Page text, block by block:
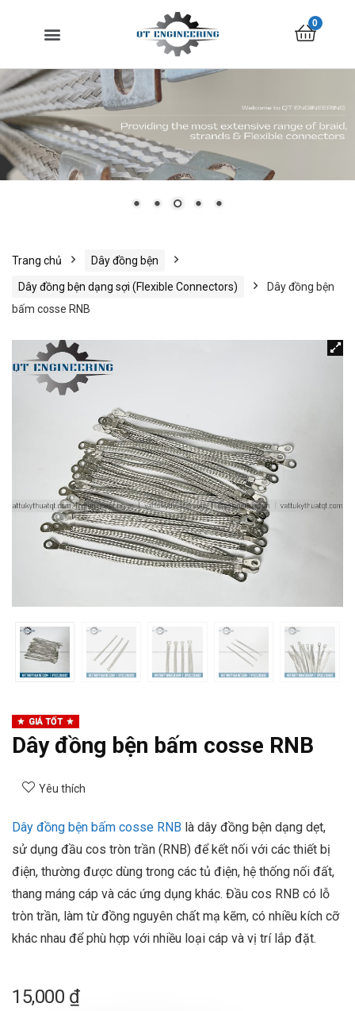
0
Trang chủ Dây đồng bện
Dây đồng bện dạng sợi (Flexible Connectors)
Dây đồng bện
bấm cosse RNB
GIÁ TỐT
Dây đồng bện bấm cosse RNB
Yêu thích
Dây đồng bện bấm cosse RNB là dây đồng bện dạng dẹt,
sử dụng đầu cos tròn trần (RNB) để kết nối với các thiết bị
điện, thường được dùng trong các tủ điện, hệ thống nối đất,
thang máng cáp và các ứng dụng khác. Đầu cos RNB có lỗ
tròn trần, làm từ đồng nguyên chất mạ kẽm, có nhiều kích cỡ
khác nhau để phù hợp với nhiều loại cáp và vị trí lắp đặt.
15,000 ₫